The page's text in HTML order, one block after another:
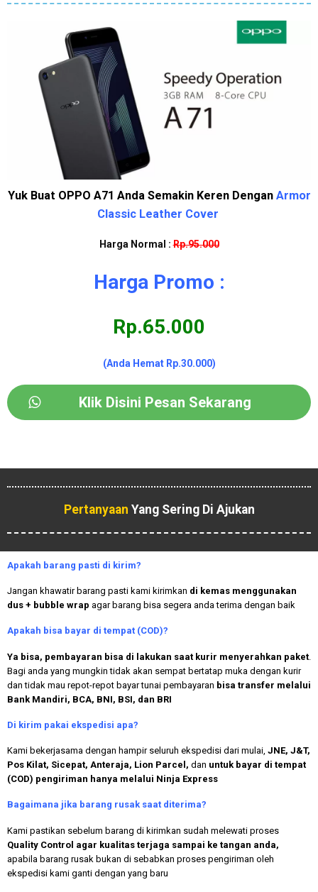
Yuk Buat OPPO A71 Anda Semakin Keren Dengan Armor
Classic Leather Cover
Harga Normal :Rp.95.000
Harga Promo :
Rp.65.000
(Anda Hemat Rp.30.000)
Klik Disini Pesan Sekarang
Pertanyaan Yang Sering Di Ajukan
Apakah barang pasti di kirim?
Jangan khawatir barang pasti kami kirimkan di kemas menggunakan
dus + bubble wrap agar barang bisa segera anda terima dengan baik
Apakah bisa bayar di tempat (COD)?
Ya bisa, pembayaran bisa di lakukan saat kurir menyerahkan paket
Bagi anda yang mungkin tidak akan sempat bertatap muka dengan kurir
dan tidak mau repot-repot bayar tunai pembayaran bisa transfer melalui
Bank Mandiri, BCA, BNI, BSI, dan BRI
Di kirim pakai ekspedisi apa?
Kami bekerjasama dengan hampir seluruh ekspedisi dari mulai, JNE, J&T,
Pos Kilat, Sicepat, Anteraja, Lion Parcel, dan untuk bayar di tempat
(COD) pengiriman hanya melalui Ninja Express
Bagaimana jika barang rusak saat diterima?
Kami pastikan sebelum barang di kirimkan sudah melewati proses
Quality Control agar kualitas terjaga sampai ke tangan anda,
apabila barang rusak bukan di sebabkan proses pengiriman oleh
ekspedisi kami ganti dengan yang baru